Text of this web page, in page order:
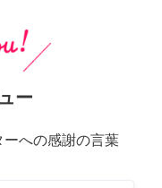
ー
への感謝の言葉